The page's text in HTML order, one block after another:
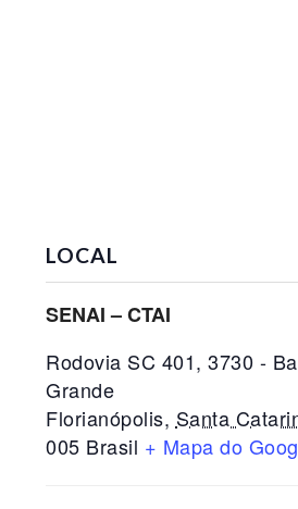
LOCAL
SENAI – CTAI
Rodovia SC 401, 3730 -
Grande
Florianópolis, Santa
005 Brasil + Mapa do